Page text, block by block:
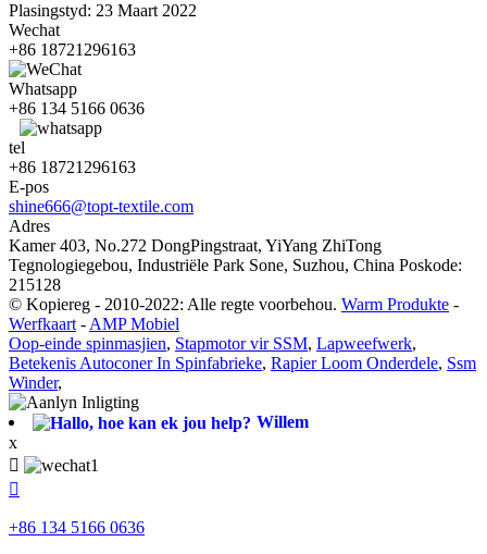
Plasingstyd: 23 Maart 2022
Wechat
+86 18721296163
Whatsapp
+86 134 5166 0636
tel
+86 18721296163
E-pos
shine666@topt-textile.com
Adres
Kamer 403, No.272 DongPingstraat, YiYang ZhiTong
Tegnologiegebou, Industriële Park Sone, Suzhou, China Poskode:
215128
© Kopiereg - 2010-2022: Alle regte voorbehou. Warm Produkte -
Werfkaart - AMP Mobiel
Oop-einde spinmasjien, Stapmotor vir SSM, Lapweefwerk,
Betekenis Autoconer In Spinfabrieke, Rapier Loom Onderdele, Ssm
Winder,
Willem
x


+86 134 5166 0636